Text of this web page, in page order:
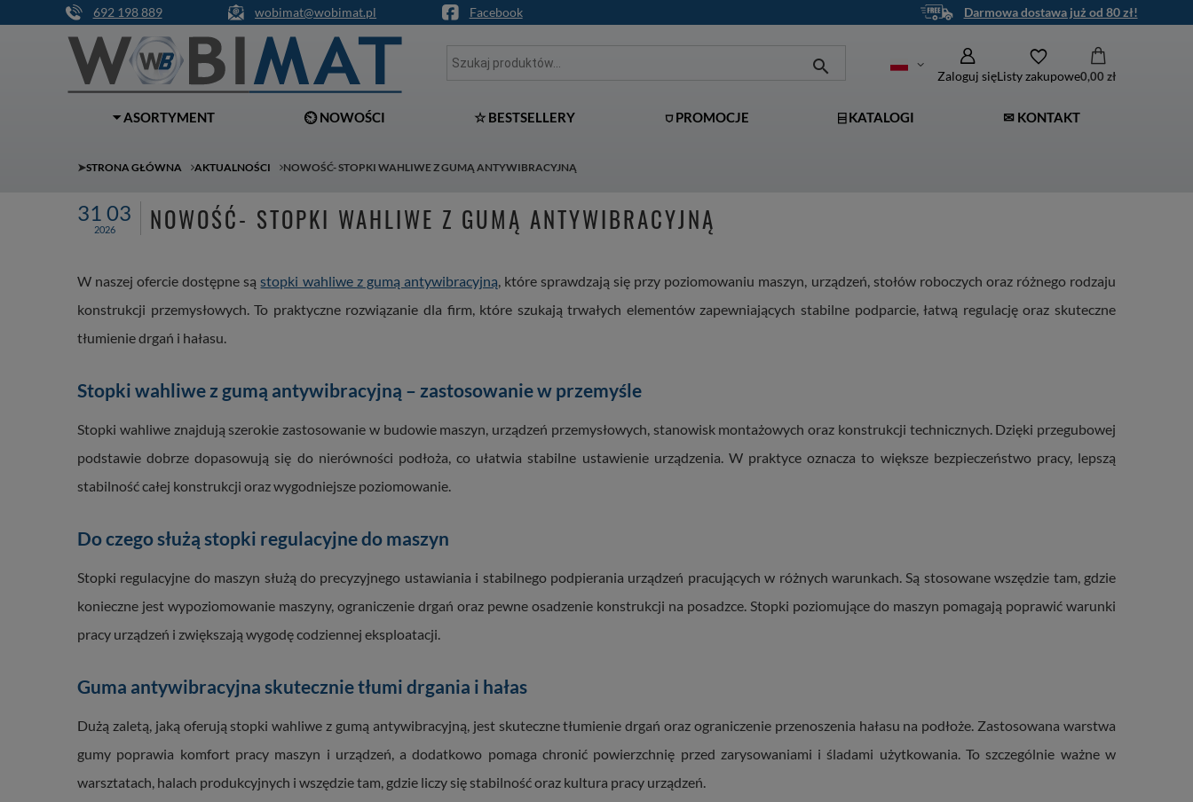
692 198 889 wobimat@wobimat.pl Facebook Darmowa dostawa już od 80 zł!
Zaloguj sięListy zakupowe0,00 zł
⏷ ASORTYMENT ⏲ NOWOŚCI ☆ BESTSELLERY ⛉ PROMOCJE ⌸ KATALOGI ✉ KONTAKT
➤STRONA GŁÓWNA AKTUALNOŚCI NOWOŚĆ- STOPKI WAHLIWE Z GUMĄ ANTYWIBRACYJNĄ
31 03
2026 NOWOŚĆ- STOPKI WAHLIWE Z GUMĄ ANTYWIBRACYJNĄ
W naszej ofercie dostępne sąstopki wahliwe z gumą antywibracyjną, które sprawdzają się przy poziomowaniu maszyn, urządzeń, stołów roboczych oraz różnego rodzaju
konstrukcji przemysłowych. To praktyczne rozwiązanie dla firm, które szukają trwałych elementów zapewniających stabilne podparcie, łatwą regulację oraz skuteczne
tłumienie drgań i hałasu.
Stopki wahliwe z gumą antywibracyjną – zastosowanie w przemyśle
Stopki wahliwe znajdują szerokie zastosowanie w budowie maszyn, urządzeń przemysłowych, stanowisk montażowych oraz konstrukcji technicznych. Dzięki przegubowej
podstawie dobrze dopasowują się do nierówności podłoża, co ułatwia stabilne ustawienie urządzenia. W praktyce oznacza to większe bezpieczeństwo pracy, lepszą
stabilność całej konstrukcji oraz wygodniejsze poziomowanie.
Do czego służą stopki regulacyjne do maszyn
Stopki regulacyjne do maszyn służą do precyzyjnego ustawiania i stabilnego podpierania urządzeń pracujących w różnych warunkach. Są stosowane wszędzie tam, gdzie
konieczne jest wypoziomowanie maszyny, ograniczenie drgań oraz pewne osadzenie konstrukcji na posadzce. Stopki poziomujące do maszyn pomagają poprawić warunki
pracy urządzeń i zwiększają wygodę codziennej eksploatacji.
Guma antywibracyjna skutecznie tłumi drgania i hałas
Dużą zaletą, jaką oferują stopki wahliwe z gumą antywibracyjną, jest skuteczne tłumienie drgań oraz ograniczenie przenoszenia hałasu na podłoże. Zastosowana warstwa
gumy poprawia komfort pracy maszyn i urządzeń, a dodatkowo pomaga chronić powierzchnię przed zarysowaniami i śladami użytkowania. To szczególnie ważne w
warsztatach, halach produkcyjnych i wszędzie tam, gdzie liczy się stabilność oraz kultura pracy urządzeń.